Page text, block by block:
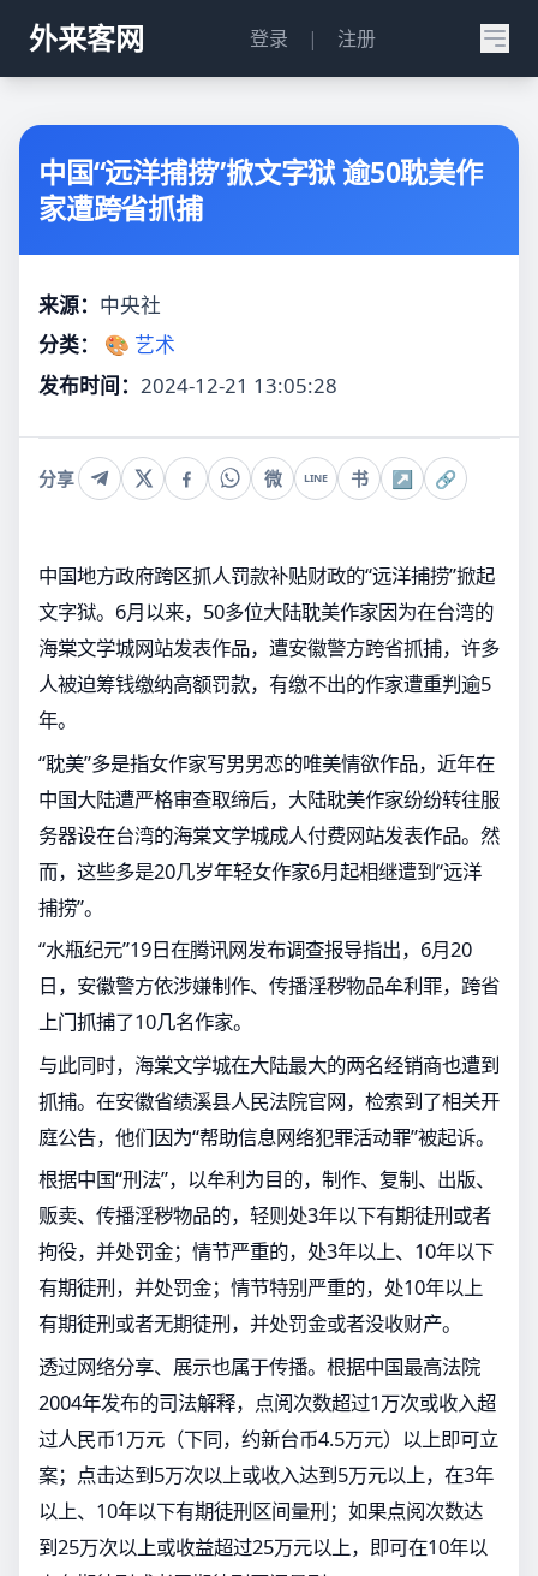
外来客网 登录 | 注册
中国“远洋捕捞”掀文字狱 逾50耽美作
家遭跨省抓捕
来源： 中央社
分类：
🎨 艺术
发布时间： 2024-12-21 13:05:28
分享 微 LINE 书 ↗ 🔗
中国地方政府跨区抓人罚款补贴财政的“远洋捕捞”掀起
文字狱。6月以来，50多位大陆耽美作家因为在台湾的
海棠文学城网站发表作品，遭安徽警方跨省抓捕，许多
人被迫筹钱缴纳高额罚款，有缴不出的作家遭重判逾5
年。
“耽美”多是指女作家写男男恋的唯美情欲作品，近年在
中国大陆遭严格审查取缔后，大陆耽美作家纷纷转往服
务器设在台湾的海棠文学城成人付费网站发表作品。然
而，这些多是20几岁年轻女作家6月起相继遭到“远洋
捕捞”。
“水瓶纪元”19日在腾讯网发布调查报导指出，6月20
日，安徽警方依涉嫌制作、传播淫秽物品牟利罪，跨省
上门抓捕了10几名作家。
与此同时，海棠文学城在大陆最大的两名经销商也遭到
抓捕。在安徽省绩溪县人民法院官网，检索到了相关开
庭公告，他们因为“帮助信息网络犯罪活动罪”被起诉。
根据中国“刑法”，以牟利为目的，制作、复制、出版、
贩卖、传播淫秽物品的，轻则处3年以下有期徒刑或者
拘役，并处罚金；情节严重的，处3年以上、10年以下
有期徒刑，并处罚金；情节特别严重的，处10年以上
有期徒刑或者无期徒刑，并处罚金或者没收财产。
透过网络分享、展示也属于传播。根据中国最高法院
2004年发布的司法解释，点阅次数超过1万次或收入超
过人民币1万元（下同，约新台币4.5万元）以上即可立
案；点击达到5万次以上或收入达到5万元以上，在3年
以上、10年以下有期徒刑区间量刑；如果点阅次数达
到25万次以上或收益超过25万元以上，即可在10年以